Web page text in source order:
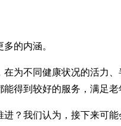
的内涵。
为不同健康状况的活力
得到较好的服务，满足
？我们认为，接下来可能